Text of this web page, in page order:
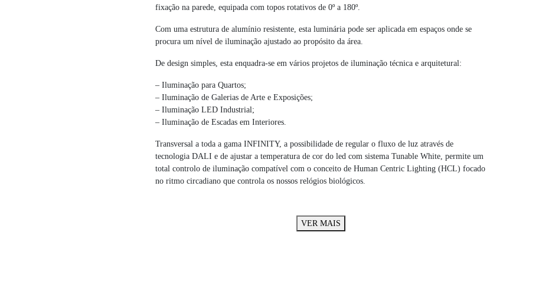
fixação na parede, equipada com topos rotativos de 0º a 180º.
Com uma estrutura de alumínio resistente, esta luminária pode ser aplicada em espaços onde se
procura um nível de iluminação ajustado ao propósito da área.
De design simples, esta enquadra-se em vários projetos de iluminação técnica e arquitetural:
– Iluminação para Quartos;
– Iluminação de Galerias de Arte e Exposições;
– Iluminação LED Industrial;
– Iluminação de Escadas em Interiores.
Transversal a toda a gama INFINITY, a possibilidade de regular o fluxo de luz através de
tecnologia DALI e de ajustar a temperatura de cor do led com sistema Tunable White, permite um
total controlo de iluminação compatível com o conceito de Human Centric Lighting (HCL) focado
no ritmo circadiano que controla os nossos relógios biológicos.
VER MAIS